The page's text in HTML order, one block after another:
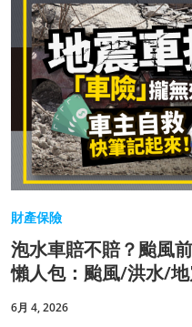
財產保險
泡水車賠不賠？颱風
懶人包：颱風/洪水/
6月 4, 2026